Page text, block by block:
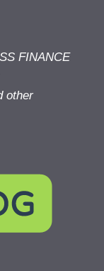
FINANCE
other